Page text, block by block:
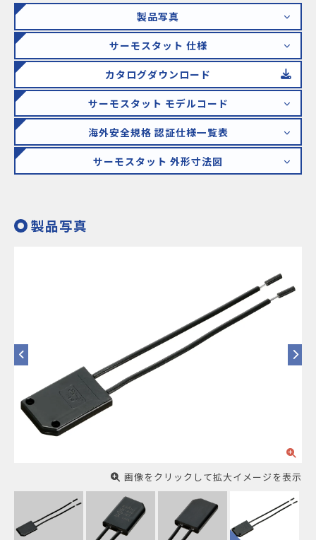
製品写真
サーモスタット 仕様
カタログダウンロード
サーモスタット モデルコード
海外安全規格 認証仕様一覧表
サーモスタット 外形寸法図
製品写真
画像をクリックして拡大イメージを表示